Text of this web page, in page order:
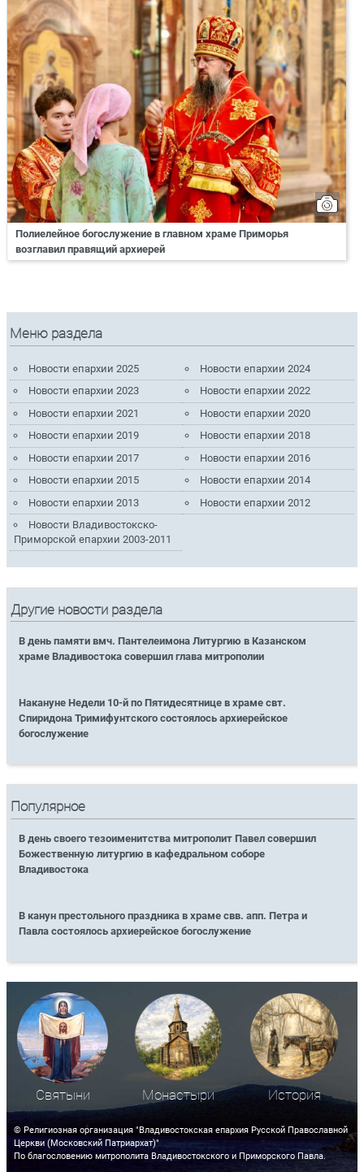
Полиелейное богослужение в главном храме Приморья
возглавил правящий архиерей
Меню раздела
Новости епархии 2025
Новости епархии 2024
Новости епархии 2023
Новости епархии 2022
Новости епархии 2021
Новости епархии 2020
Новости епархии 2019
Новости епархии 2018
Новости епархии 2017
Новости епархии 2016
Новости епархии 2015
Новости епархии 2014
Новости епархии 2013
Новости епархии 2012
Новости Владивостокско-
Приморской епархии 2003-2011
Другие новости раздела
В день памяти вмч. Пантелеимона Литургию в Казанском
храме Владивостока совершил глава митрополии
Накануне Недели 10-й по Пятидесятнице в храме свт.
Спиридона Тримифунтского состоялось архиерейское
богослужение
Популярное
В день своего тезоименитства митрополит Павел совершил
Божественную литургию в кафедральном соборе
Владивостока
В канун престольного праздника в храме свв. апп. Петра и
Павла состоялось архиерейское богослужение
Святыни Монастыри История
© Религиозная организация "Владивостокская епархия Русской Православной
Церкви (Московский Патриархат)"
По благословению митрополита Владивостокского и Приморского Павла.